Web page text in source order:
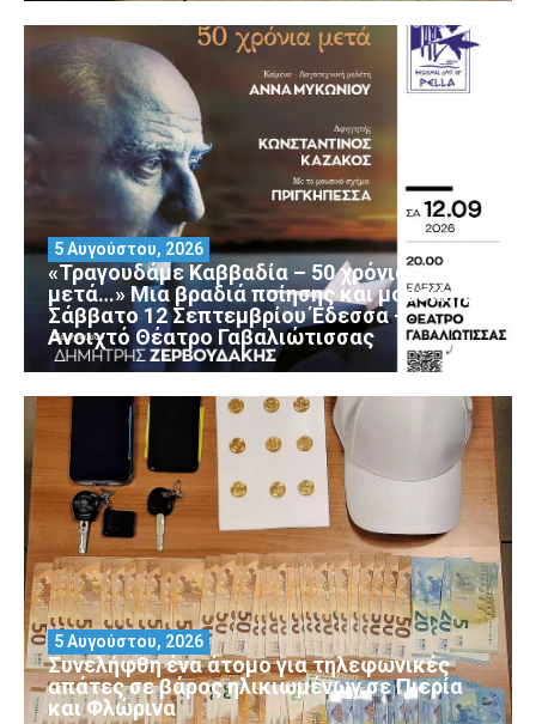
«Τραγουδάμε Καββαδία – 50 χρόνια
μετά…» Μια βραδιά ποίησης και μουσικής
Σάββατο 12 Σεπτεμβρίου Έδεσσα –
Ανοιχτό Θέατρο Γαβαλιώτισσας
5 Αυγούστου, 2026
Συνελήφθη ένα άτομο για τηλεφωνικές
απάτες σε βάρος ηλικιωμένων σε Πιερία
και Φλώρινα
5 Αυγούστου, 2026